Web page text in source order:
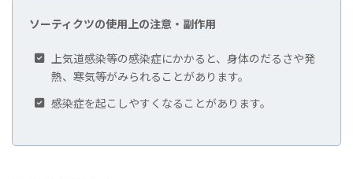
ソーティクツの使用上の注意・副作用
上気道感染等の感染症にかかると、身体のだるさや発
熱、寒気等がみられることがあります。
感染症を起こしやすくなることがあります。